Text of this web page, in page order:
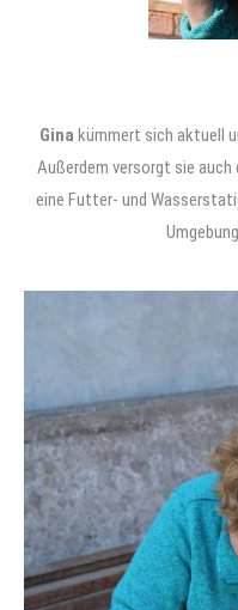
Gina kümmert sich aktuell
Außerdem versorgt sie
eine Futter- und